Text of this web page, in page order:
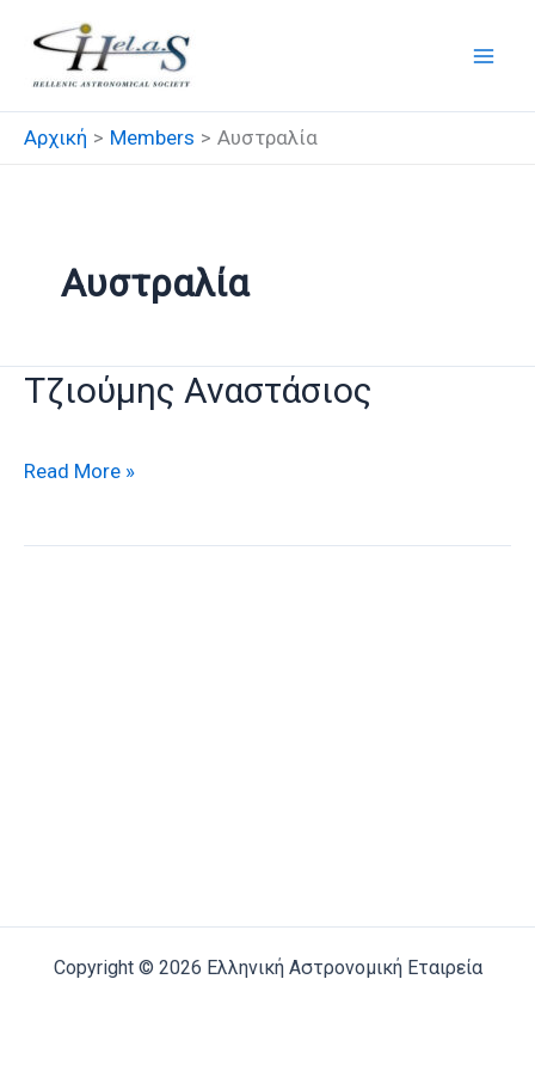
στο
περιεχόμενο
Αρχική Members Αυστραλία
Αυστραλία
Τζιούμης Αναστάσιος
Τζιούμης
Read More »
Copyright © 2026 Ελληνική Αστρονομική Εταιρεία